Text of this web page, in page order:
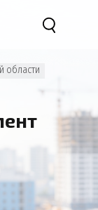
области